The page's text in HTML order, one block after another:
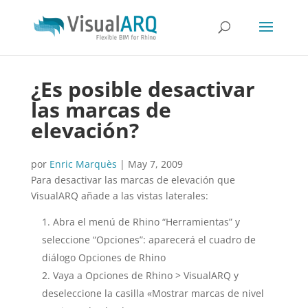
¿Es posible desactivar
las marcas de
elevación?
por Enric Marquès | May 7, 2009
Para desactivar las marcas de elevación que
VisualARQ añade a las vistas laterales:
Abra el menú de Rhino “Herramientas” y
seleccione “Opciones”: aparecerá el cuadro de
diálogo Opciones de Rhino
Vaya a Opciones de Rhino > VisualARQ y
deseleccione la casilla «Mostrar marcas de nivel